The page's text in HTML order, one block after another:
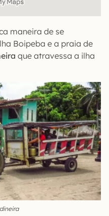
maneira de se
Boipeba e a praia de
que atravessa a ilha